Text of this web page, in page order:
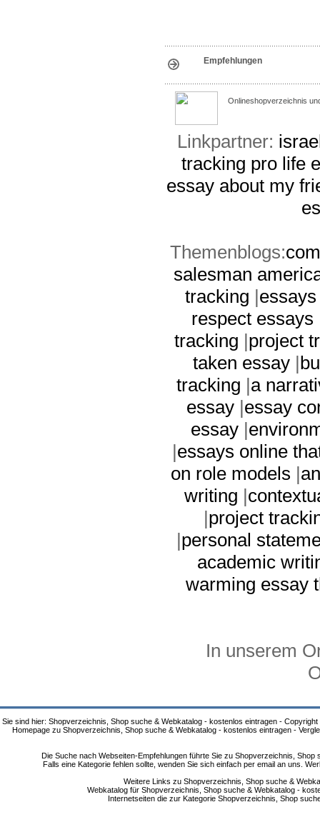
Empfehlungen
Onlineshopverzeichnis
Linkpartner:
tracking pro life
essay about my
Themenblogs:
salesman
tracking |
respect essays
tracking |project
taken essay |
tracking |a
essay |essay
essay|
|essays online
on role models |
writing |
|project
|personal
academic
warming essay
In unserem
Sie sind hier: Shopverzeichnis, Shop suche & Webkatalog - kostenlos eintragen - Copyright
Homepage zu Shopverzeichnis, Shop suche & Webkatalog - kostenlos eintragen -
Die Suche nach Webseiten-Empfehlungen führte Sie zu Shopverzeichnis,
Falls eine Kategorie fehlen sollte, wenden Sie sich einfach per email an uns.
Weitere Links zu Shopverzeichnis, Shop suche &
Webkatalog für Shopverzeichnis, Shop suche & Webkatalog -
Internetseiten die zur Kategorie Shopverzeichnis, Shop